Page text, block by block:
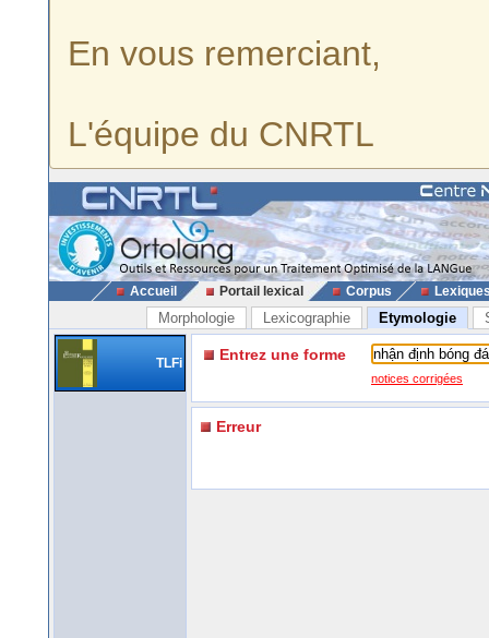
En vous remerciant,
L'équipe du CNRTL
Accueil Portail lexical Corpus
Morphologie Lexicographie Etymologie
TLFi Entrez une forme
notices corrigées
Erreur